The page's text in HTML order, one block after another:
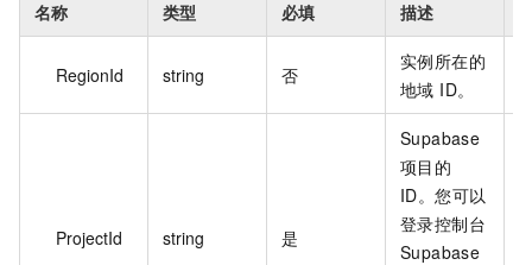
名称 类型 必填 描述
RegionId string 否
实例所在的
地域 ID。
ProjectId string 是
Supabase
项目的
ID。您可以
登录控制台
Supabase